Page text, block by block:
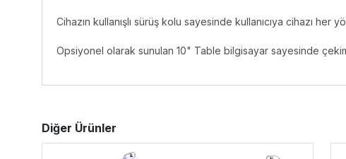
Cihazın kullanışlı sürüş kolu sayesinde kullanıcıya cihazı her
Opsiyonel olarak sunulan 10" Table bilgisayar sayesinde
Diğer Ürünler